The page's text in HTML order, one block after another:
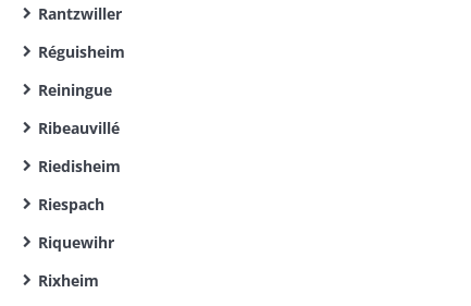
Rantzwiller
Réguisheim
Reiningue
Ribeauvillé
Riedisheim
Riespach
Riquewihr
Rixheim